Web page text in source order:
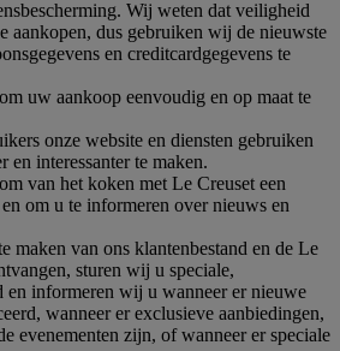
Wij weten dat veiligheid
aankopen, dus gebruiken wij de nieuwste
en creditcardgegevens te
uw aankoop eenvoudig en op maat te
onze website en diensten gebruiken
interessanter te maken.
van het koken met Le Creuset een
om u te informeren over nieuws en
maken van ons klantenbestand en de Le
sturen wij u speciale,
en informeren wij u wanneer er nieuwe
wanneer er exclusieve aanbiedingen,
evenementen zijn, of wanneer er speciale